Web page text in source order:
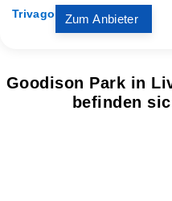
Trivago Zum Anbieter
Goodison Park in
befinden